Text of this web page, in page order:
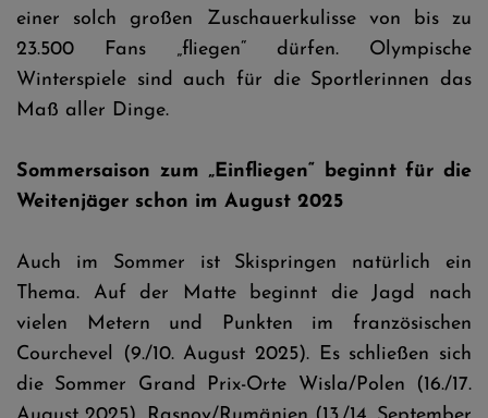
einer solch großen Zuschauerkulisse von bis zu
23.500 Fans „fliegen“ dürfen. Olympische
Winterspiele sind auch für die Sportlerinnen das
Maß aller Dinge.
Sommersaison zum „Einfliegen“ beginnt für die
Weitenjäger schon im August 2025
Auch im Sommer ist Skispringen natürlich ein
Thema. Auf der Matte beginnt die Jagd nach
vielen Metern und Punkten im französischen
Courchevel (9./10. August 2025). Es schließen sich
die Sommer Grand Prix-Orte Wisla/Polen (16./17.